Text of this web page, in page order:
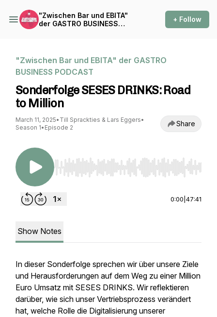
"Zwischen Bar und EBITA"
der GASTRO BUSINESS
+ Follow
"Zwischen Bar und EBITA" der GASTRO
BUSINESS PODCAST
Sonderfolge SESES DRINKS: Road
to Million
March 11, 2025• Till Sprackties & Lars Eggers•
Season 1• Episode 2 Share
Use Left/Right to seek, Home/End to jump to
0:00 47:41
Show Notes
In dieser Sonderfolge sprechen wir über unsere Ziele
und Herausforderungen auf dem Weg zu einer Million
Euro Umsatz mit SESES DRINKS. Wir reflektieren
darüber, wie sich unser Vertriebsprozess verändert
hat, welche Rolle die Digitalisierung unserer